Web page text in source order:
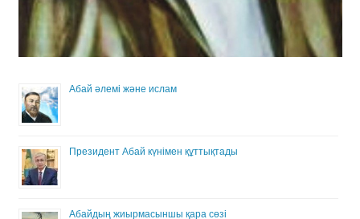
Абай әлемі және ислам
Президент Абай күнімен құттықтады
Абайдың жиырмасыншы қара сөзі